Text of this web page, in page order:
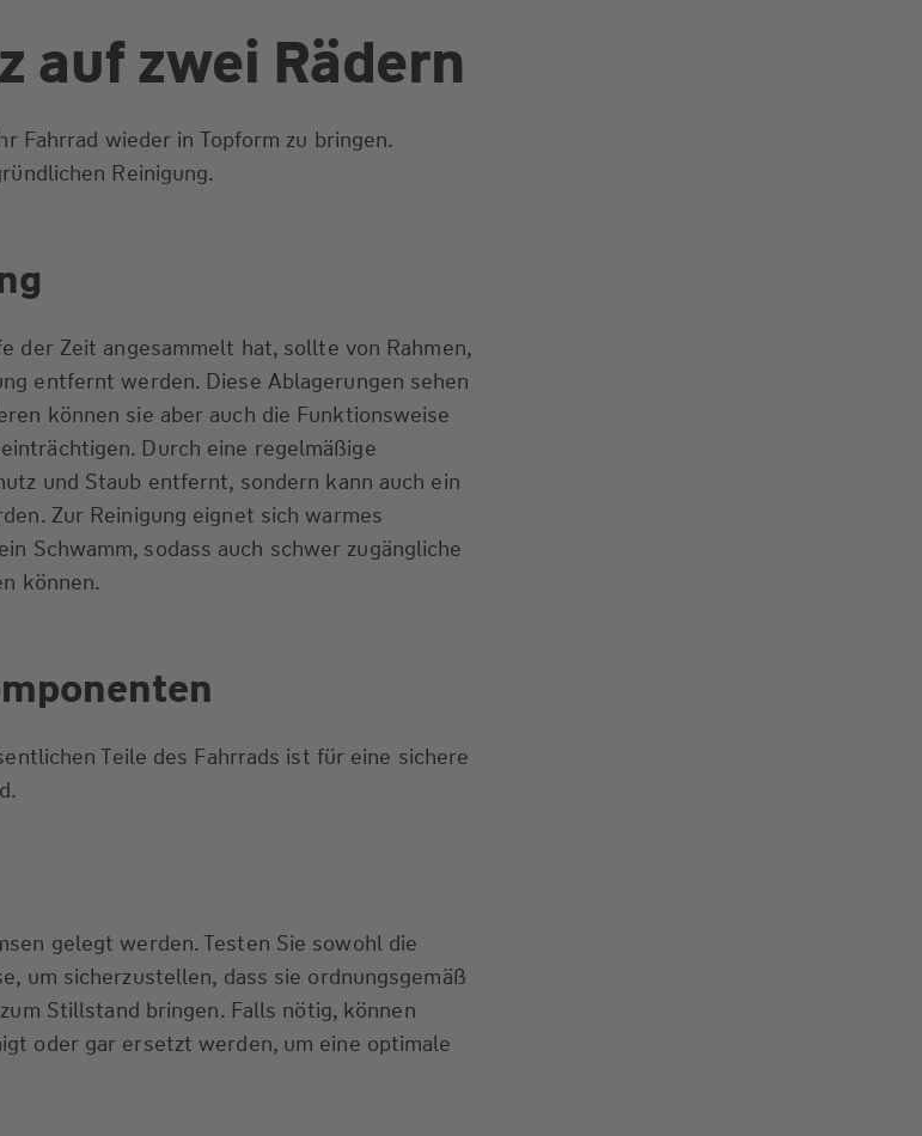
auf zwei Rädern
Fahrrad wieder in Topform zu bringen.
Reinigung.
der Zeit angesammelt hat, sollte von Rahmen,
entfernt werden. Diese Ablagerungen sehen
können sie aber auch die Funktionsweise
Durch eine regelmäßige
und Staub entfernt, sondern kann auch ein
Zur Reinigung eignet sich warmes
Schwamm, sodass auch schwer zugängliche
können.
Teile des Fahrrads ist für eine sichere
gelegt werden. Testen Sie sowohl die
um sicherzustellen, dass sie ordnungsgemäß
Stillstand bringen. Falls nötig, können
oder gar ersetzt werden, um eine optimale